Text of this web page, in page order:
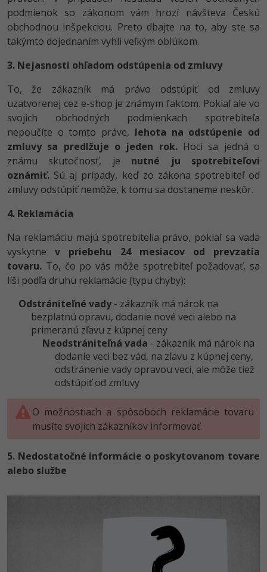
podmienok so zákonom vám hrozí návšteva Českú
obchodnou inšpekciou. Preto dbajte na to, aby ste sa
takýmto dojednaním vyhli veľkým oblúkom.
3. Nejasnosti ohľadom odstúpenia od zmluvy
To, že zákazník má právo odstúpiť od zmluvy
uzatvorenej cez e-shop je známym faktom. Pokiaľ ale vo
svojich obchodných podmienkach spotrebiteľa
nepoučíte o tomto práve, lehota na odstúpenie od
zmluvy sa predlžuje o jeden rok.Hoci sa jedná o
známu skutočnosť, je nutné ju spotrebiteľovi
oznámiť. Sú aj prípady, keď zo zákona spotrebiteľ od
zmluvy odstúpiť nemôže, k tomu sa dostaneme neskôr.
4. Reklamácia
Na reklamáciu majú spotrebitelia právo, pokiaľ sa vada
vyskytnev priebehu 24 mesiacov od prevzatia
tovaru. To, čo po vás môže spotrebiteľ požadovať, sa
líši podľa druhu reklamácie (typu chyby):
Odstrániteľné vady- zákazník má nárok na
bezplatnú opravu, dodanie nové veci alebo na
primeranú zľavu z kúpnej ceny
Neodstrániteľná vada - zákazník má nárok na
dodanie veci bez vád, na zľavu z kúpnej ceny,
odstránenie vady opravou veci, ale môže tiež
odstúpiť od zmluvy
O možnostiach a spôsoboch reklamácie tovaru
musíte svojich zákazníkov informovať.
5. Nedostatočné informácie o poskytovanom tovare
alebo službe